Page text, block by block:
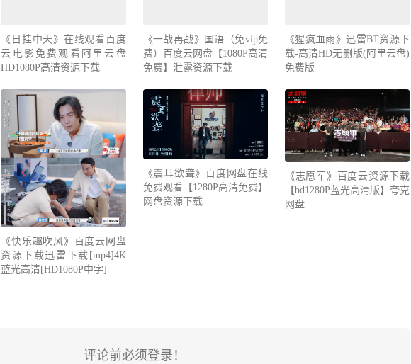
《日挂中天》在线观看百度
云电影免费观看阿里云盘
HD1080P高清资源下载
《一战再战》国语（免vip免
费）百度云网盘【1080P高清
免费】泄露资源下载
《猩疯血雨》迅雷BT资源下
载-高清HD无删版(阿里云盘)
免费版
《快乐趣吹风》百度云网盘
资源下载迅雷下载[mp4]4K
蓝光高清[HD1080P中字]
《震耳欲聋》百度网盘在线
免费观看【1280P高清免费】
网盘资源下载
《志愿军》百度云资源下载
【bd1280P蓝光高清版】夸克
网盘
评论前必须登录！